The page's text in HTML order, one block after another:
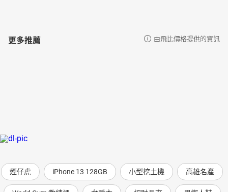
更多推薦 由飛比價格提供的資訊
煙仔虎 iPhone 13 128GB 小型挖土機 高雄名產